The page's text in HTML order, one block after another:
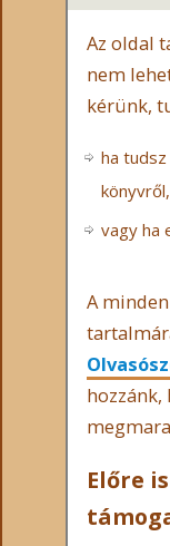
Az oldal
nem
kérünk,
ha
vagy ha
A
hozzánk,
Előre